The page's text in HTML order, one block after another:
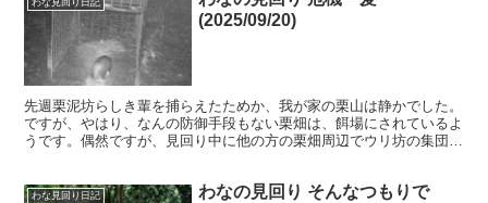
わな見回り日記
(2025/09/20)
先週栗泥坊らしき輩を捕らえたためか、我が家の栗山は静かでした。
ですが、やはり、なんの防御手段もない栗畑は、餌場にされているよ
うです。偶然ですが、見回り中に他の方の栗畑周辺でウリ坊の集団が
わな見回り日記
わなの見回り そんなつもりで